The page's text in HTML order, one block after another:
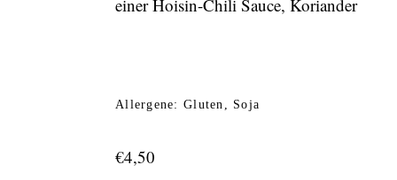
einer Hoisin-Chili Sauce, Koriander
Allergene: Gluten, Soja
€4,50